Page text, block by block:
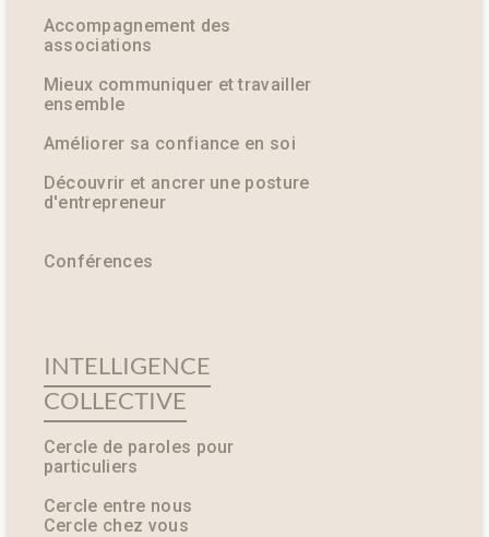
Accompagnement des
associations
Mieux communiquer et travailler
ensemble
Améliorer sa confiance en soi
Découvrir et ancrer une posture
d'entrepreneur
Conférences
INTELLIGENCE
COLLECTIVE
Cercle de paroles pour
particuliers
Cercle entre nous
Cercle chez vous